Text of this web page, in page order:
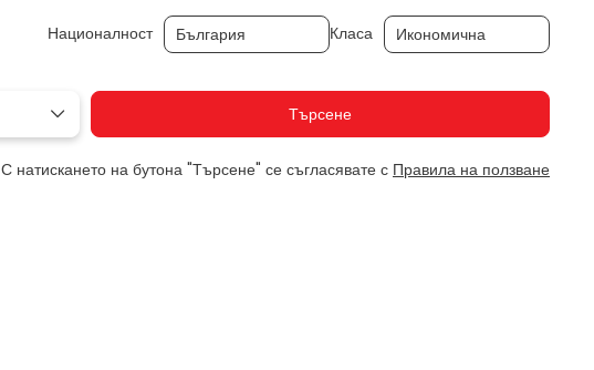
Националност
Класа
Търсене
С натискането на бутона "Търсене" се съгласявате с Правила на ползване